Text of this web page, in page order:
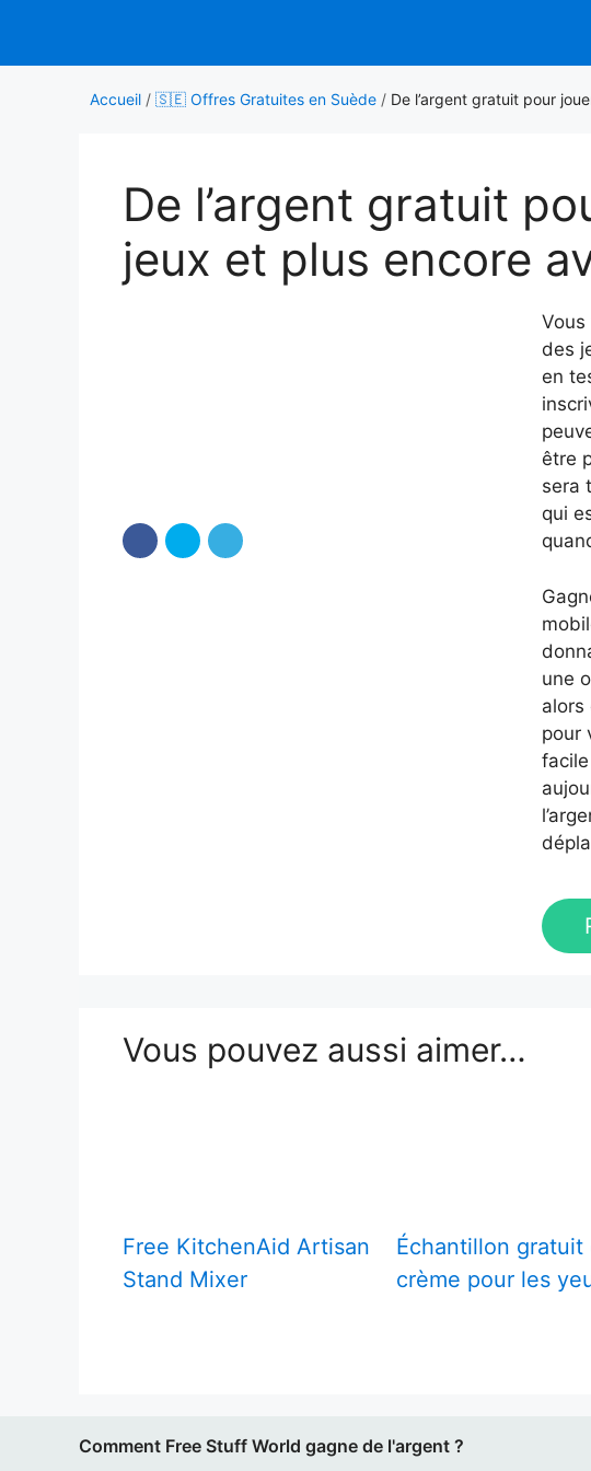
contenu
Accueil / 🇸🇪 Offres Gratuites en Suède / De l’argent gratuit pour
De l’argent gratuit
jeux et plus encore
Vous
des
en
être
sera
qui
une
alors
pour
Vous pouvez aussi aimer…
Free KitchenAid Artisan
Stand Mixer
Échantillon gratuit
crème pour les
Comment Free Stuff World gagne de l'argent ?